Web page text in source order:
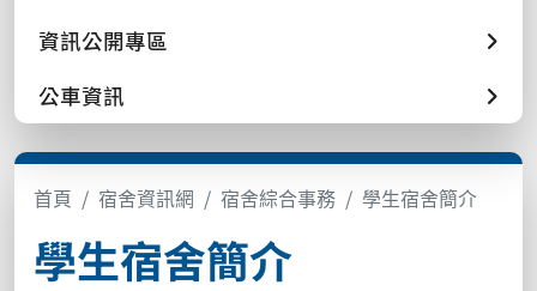
資訊公開專區
公車資訊
首頁 宿舍資訊網 宿舍綜合事務 學生宿舍簡介
學生宿舍簡介